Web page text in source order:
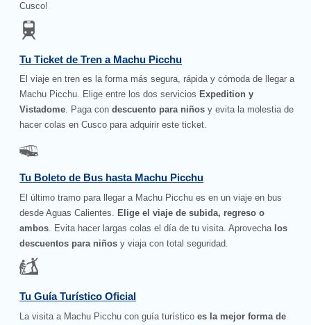
Cusco!
Tu Ticket de Tren a Machu Picchu
El viaje en tren es la forma más segura, rápida y cómoda de llegar a
Machu Picchu. Elige entre los dos servicios Expedition y
Vistadome. Paga condescuento para niños y evita la molestia de
hacer colas en Cusco para adquirir este ticket.
Tu Boleto de Bus hasta Machu Picchu
El último tramo para llegar a Machu Picchu es en un viaje en bus
desde Aguas Calientes.
Elige el viaje de subida, regreso o
ambos . Evita hacer largas colas el día de tu visita. Aprovecha los
descuentos para niños y viaja con total seguridad.
Tu Guía Turístico Oficial
La visita a Machu Picchu con guía turístico es la mejor forma de